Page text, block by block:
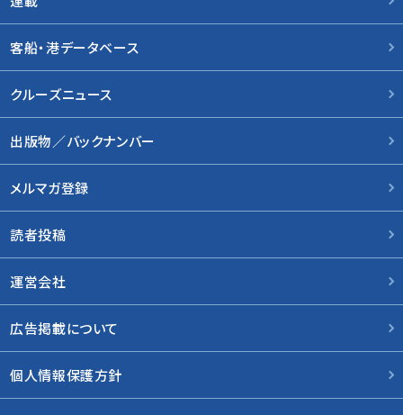
客船・港データベース
クルーズニュース
出版物／バックナンバー
メルマガ登録
読者投稿
運営会社
広告掲載について
個人情報保護方針